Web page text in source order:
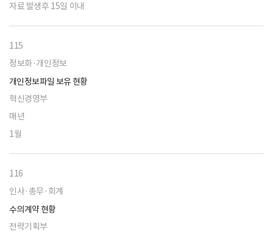
자료 발생후 15일 이내
115
정보화·개인정보
개인정보파일 보유 현황
혁신경영부
매년
1월
116
인사·총무·회계
수의계약 현황
전략기획부